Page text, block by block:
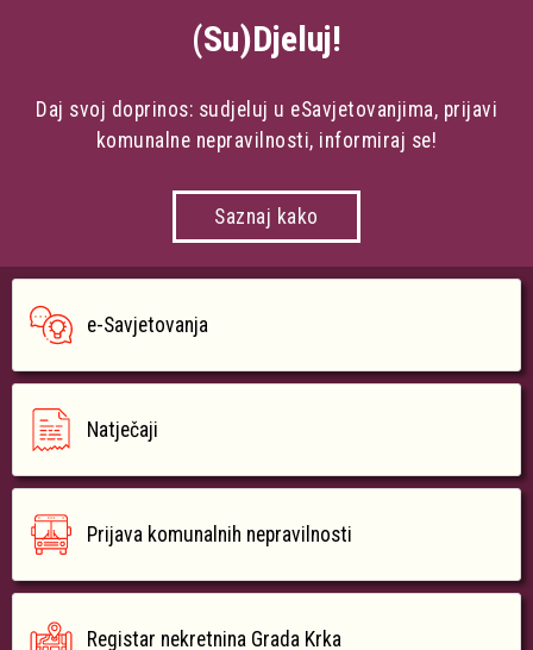
(Su)Djeluj!
Daj svoj doprinos: sudjeluj u eSavjetovanjima, prijavi
komunalne nepravilnosti, informiraj se!
Saznaj kako
e-Savjetovanja
Natječaji
Prijava komunalnih nepravilnosti
Registar nekretnina Grada Krka